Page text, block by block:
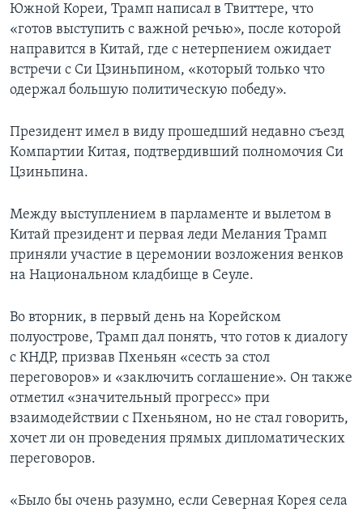
Южной Кореи, Трамп написал в Твиттере, что
«готов выступить с важной речью», после которой
направится в Китай, где с нетерпением ожидает
встречи с Си Цзиньпином, «который только что
одержал большую политическую победу».
Президент имел в виду прошедший недавно съезд
Компартии Китая, подтвердивший полномочия Си
Цзиньпина.
Между выступлением в парламенте и вылетом в
Китай президент и первая леди Мелания Трамп
приняли участие в церемонии возложения венков
на Национальном кладбище в Сеуле.
Во вторник, в первый день на Корейском
полуострове, Трамп дал понять, что готов к диалогу
с КНДР, призвав Пхеньян «сесть за стол
переговоров» и «заключить соглашение». Он также
отметил «значительный прогресс» при
взаимодействии с Пхеньяном, но не стал говорить,
хочет ли он проведения прямых дипломатических
переговоров.
«Было бы очень разумно, если Северная Корея села